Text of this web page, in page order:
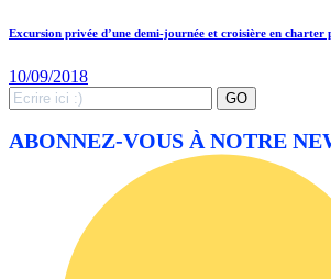
Excursion privée d’une demi-journée et croisière en charter
10/09/2018
Search
for:
GO
ABONNEZ-VOUS À NOTRE